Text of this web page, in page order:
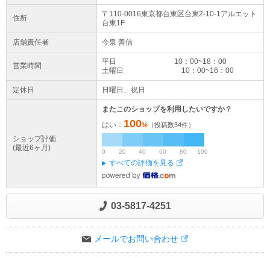
住所 〒110-0016東京都台東区台東2-10-1 アルエット
台東1F
店舗責任者 今泉 善信
営業時間
平日 10：00~18：00
土曜日 10：00~16：00
定休日 日曜日、祝日
ショップ評価
(最近6ヶ月)
またこのショップを利用したいですか？
はい： 100% （投稿数34件）
0 20 40 60 80 100
すべての評価を見る
03-5817-4251
メールでお問い合わせ